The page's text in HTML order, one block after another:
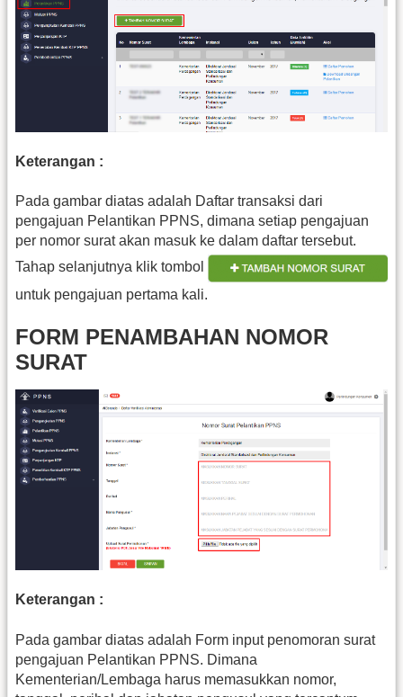
Keterangan :
Pada gambar diatas adalah Daftar transaksi dari
pengajuan Pelantikan PPNS, dimana setiap pengajuan
per nomor surat akan masuk ke dalam daftar tersebut.
Tahap selanjutnya klik tombol
untuk pengajuan pertama kali.
FORM PENAMBAHAN NOMOR
SURAT
Keterangan :
Pada gambar diatas adalah Form input penomoran surat
pengajuan Pelantikan PPNS. Dimana
Kementerian/Lembaga harus memasukkan nomor,